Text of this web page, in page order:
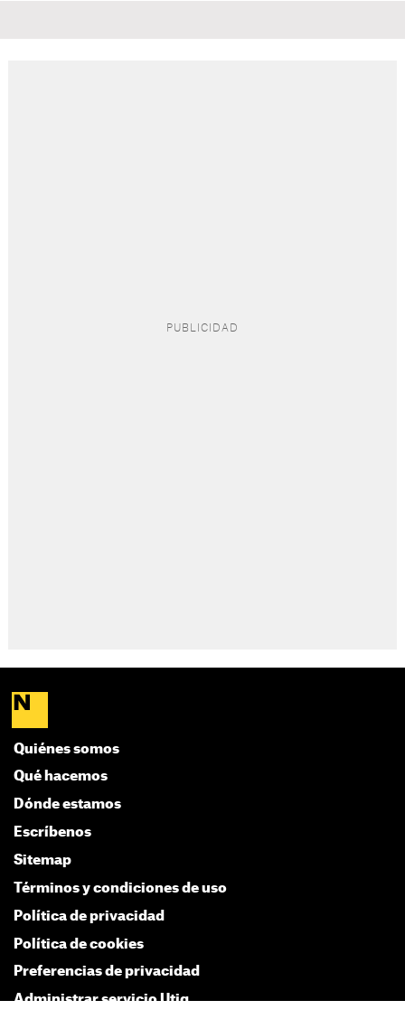
Quiénes somos
Qué hacemos
Dónde estamos
Escríbenos
Sitemap
Términos y condiciones de uso
Política de privacidad
Política de cookies
Preferencias de privacidad
Administrar servicio Utiq